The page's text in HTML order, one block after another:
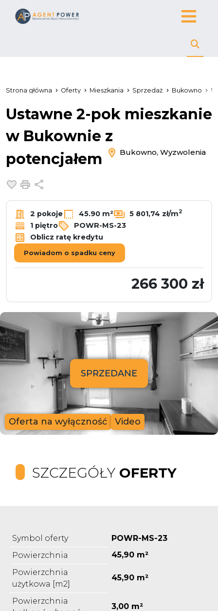
Strona główna Oferty Mieszkania Sprzedaż Bukowno
Ustawne 2-pok mieszkanie
w Bukownie z
potencjałem
Bukowno, Wyzwolenia
Dodaj do ulubionych
Drukuj
2 pokoje 45.90 m² 5 801,74 zł/m2
1 piętro
POWR-MS-23
Oblicz ratę kredytu
Powiadom o spadku ceny
266 300 zł
Oferta na wyłączność Video
SPRZEDANE
SZCZEGÓŁY OFERTY
Symbol oferty
POWR-MS-23
Powierzchnia
45,90 m²
Powierzchnia
użytkowa [m2]
45,90 m²
Powierzchnia
3,00 m²